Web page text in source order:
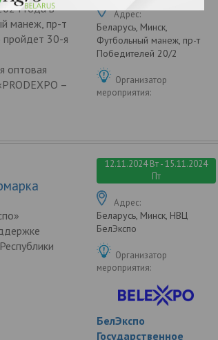
года в
манеж, пр-т
30-я
оптовая
–
Адрес:
Беларусь, Минск,
Футбольный манеж, пр-т
Победителей 20/2
Организатор
мероприятия:
12.11.2024 Вт - 15.11.2024
Пт
Адрес:
Беларусь, Минск, НВЦ
БелЭкспо
Организатор
мероприятия:
БелЭкспо
Государственное